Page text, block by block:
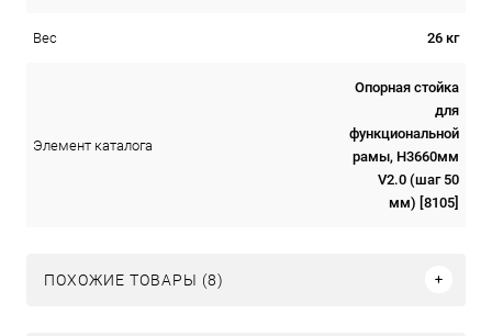
Вес 26 кг
Элемент каталога
Опорная стойка
для
функциональной
рамы, Н3660мм
V2.0 (шаг 50
мм) [8105]
ПОХОЖИЕ ТОВАРЫ (8)